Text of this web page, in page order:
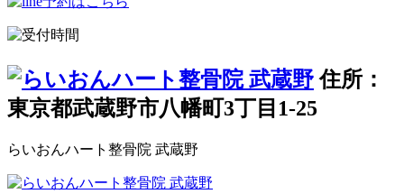
住所：
東京都武蔵野市八幡町3丁目1-25
らいおんハート整骨院 武蔵野